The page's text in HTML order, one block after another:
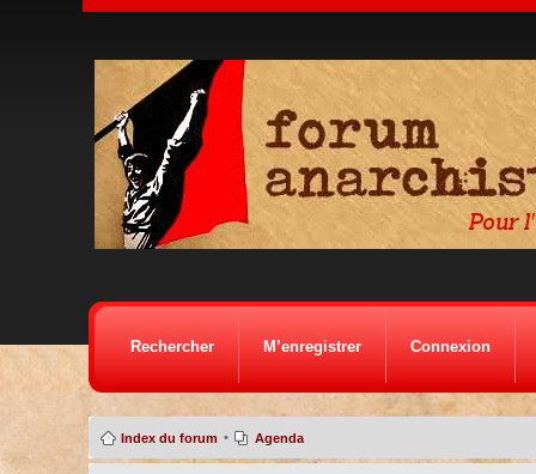
Rechercher M’enregistrer Connexion
Index du forum • Agenda